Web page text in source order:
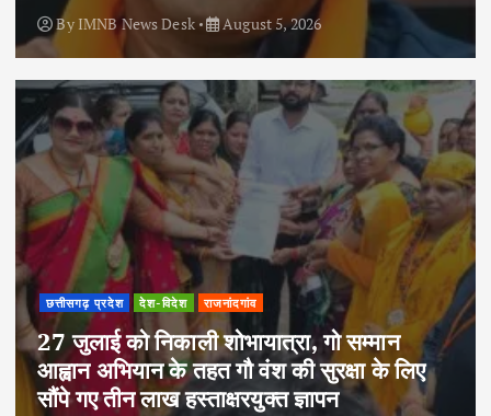
By IMNB News Desk August 5, 2026
छत्तीसगढ़ प्रदेश देश-विदेश राजनांदगांव
27 जुलाई को निकाली शोभायात्रा, गो सम्मान
आह्वान अभियान के तहत गौ वंश की सुरक्षा के लिए
सौंपे गए तीन लाख हस्ताक्षरयुक्त ज्ञापन